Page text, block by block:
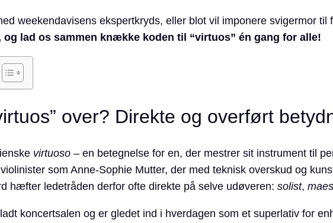
weekendavisens ekspertkryds, eller blot vil imponere svigermor til
lad os sammen knække koden til “virtuos” én gang for alle!
over? Direkte og overført
virtuoso– en betegnelse for en, der mestrer sit instrument til
som Anne-Sophie Mutter, der med teknisk overskud og
hæfter ledetråden derfor ofte direkte på selve udøveren: solist,
koncertsalen og er gledet ind i hverdagen som et superlativ for